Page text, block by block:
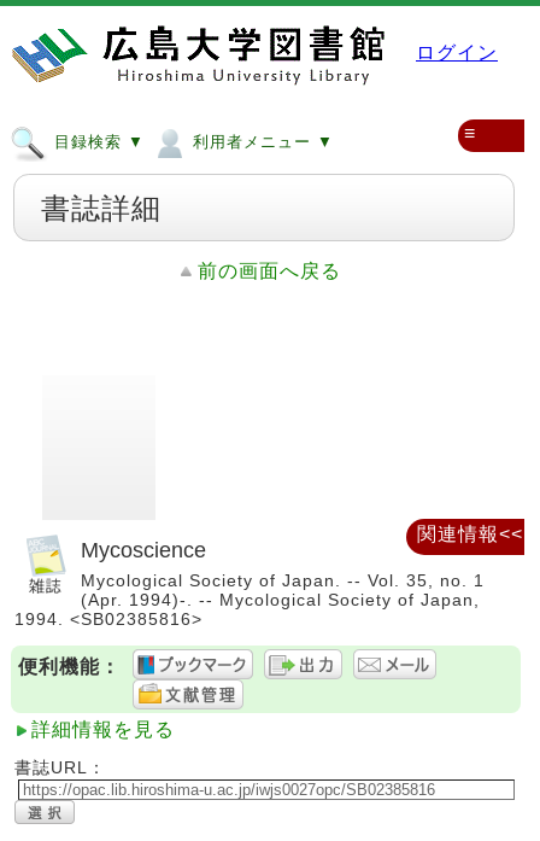
ログイン
目録検索 ▼ 利用者メニュー ▼ ≡
書誌詳細
前の画面へ戻る
Mycoscience
Mycological Society of Japan. -- Vol. 35, no. 1
(Apr. 1994)-. -- Mycological Society of Japan,
1994. <SB02385816>
便利機能：
詳細情報を見る
書誌URL：
関連情報<<